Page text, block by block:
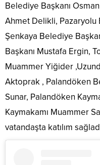
Belediye Başkanı
Ahmet Delikli, Pazaryolu
Şenkaya Belediye
Başkanı Mustafa Ergin,
Muammer Yiğider
Aktoprak , Palandöken
Sunar, Palandöken
Kaymakamı Muammer
vatandaşta katılım